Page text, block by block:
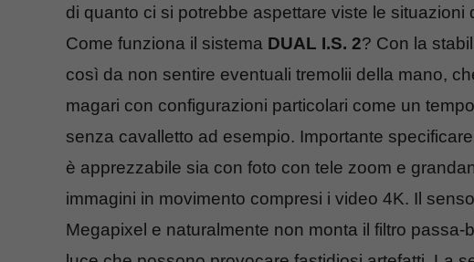
di quanto ci si potrebbe aspettare viste le situazioni
Come funziona il sistema DUAL I.S. 2? Con la
così da non sentire eventuali tremolii della mano,
magari con configurazioni particolari come un
senza cavalletto ad esempio. Importante
è apprezzabile sia con foto con tele zoom e
immagini in movimento compresi i video 4K. Il
Megapixel e naturalmente non monta il filtro